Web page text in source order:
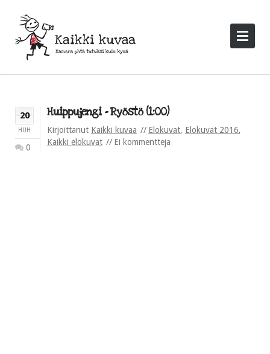
20
HUH
0
Huippujengi – Ryöstö (1:00)
Kirjoittanut Kaikki kuvaa Elokuvat, Elokuvat 2016,
Kaikki elokuvat
Ei kommentteja